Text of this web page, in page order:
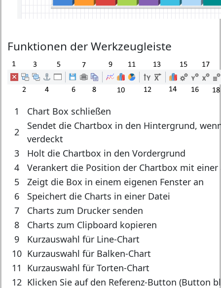
Funktionen der Werkzeugleiste
1
Chart Box schließen
2
Sendet die Chartbox in den Hintergrund,
verdeckt
3
Holt die Chartbox in den Vordergrund
4
Verankert die Position der Chartbox mit einer
5
Zeigt die Box in einem eigenen Fenster an
6
Speichert die Charts in einer Datei
7
Charts zum Drucker senden
8
Charts zum Clipboard kopieren
9
Kurzauswahl für Line-Chart
10 Kurzauswahl für Balken-Chart
11
Kurzauswahl für Torten-Chart
12 Klicken Sie auf den Referenz-Button (Button